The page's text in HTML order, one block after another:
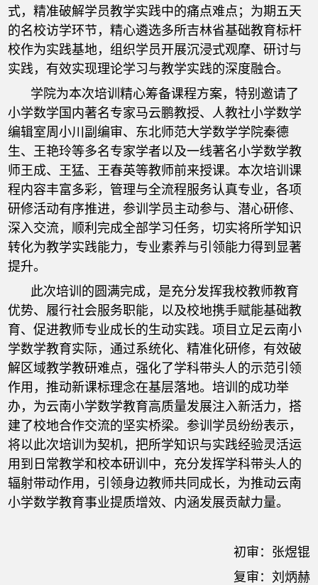
式，精准破解学员教学实践中的痛点难点；为期五天
的名校访学环节，精心遴选多所吉林省基础教育标杆
校作为实践基地，组织学员开展沉浸式观摩、研讨与
实践，有效实现理论学习与教学实践的深度融合。
学院为本次培训精心筹备课程方案，特别邀请了
小学数学国内著名专家马云鹏教授、人教社小学数学
编辑室周小川副编审、东北师范大学数学学院秦德
生、王艳玲等多名专家学者以及一线著名小学数学教
师王成、王猛、王春英等教师前来授课。本次培训课
程内容丰富多彩，管理与全流程服务认真专业，各项
研修活动有序推进，参训学员主动参与、潜心研修、
深入交流，顺利完成全部学习任务，切实将所学知识
转化为教学实践能力，专业素养与引领能力得到显著
提升。
此次培训的圆满完成，是充分发挥我校教师教育
优势、履行社会服务职能，以及校地携手赋能基础教
育、促进教师专业成长的生动实践。项目立足云南小
学数学教育实际，通过系统化、精准化研修，有效破
解区域教学教研难点，强化了学科带头人的示范引领
作用，推动新课标理念在基层落地。培训的成功举
办，为云南小学数学教育高质量发展注入新活力，搭
建了校地合作交流的坚实桥梁。参训学员纷纷表示，
将以此次培训为契机，把所学知识与实践经验灵活运
用到日常教学和校本研训中，充分发挥学科带头人的
辐射带动作用，引领身边教师共同成长，为推动云南
小学数学教育事业提质增效、内涵发展贡献力量。
初审：张煜锟
复审：刘炳赫